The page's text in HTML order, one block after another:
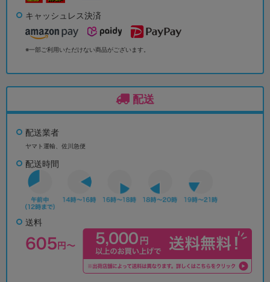
キャッシュレス決済
※一部ご利用いただけない商品がございます。
配送
配送業者
ヤマト運輸、佐川急便
配送時間
送料